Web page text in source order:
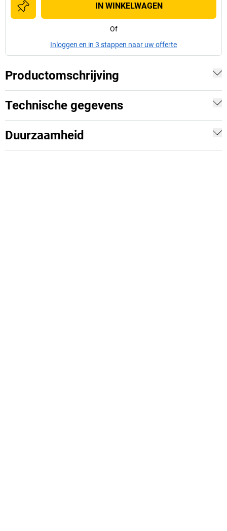
IN WINKELWAGEN
Of
Inloggen en in 3 stappen naar uw offerte
Productomschrijving
Technische gegevens
Duurzaamheid